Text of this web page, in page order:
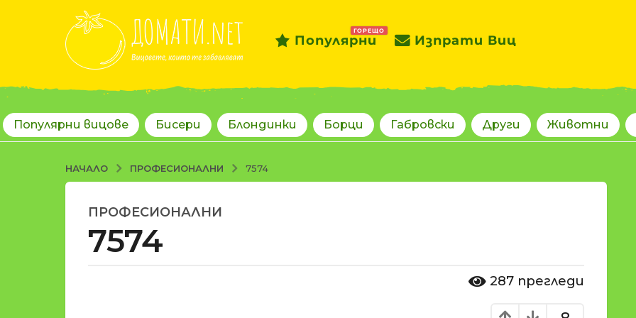
Популярни
ГОРЕЩО
Изпрати Виц
Популярни вицове Бисери Блондинки Борци Габровски Други Животни
НАЧАЛО ПРОФЕСИОНАЛНИ 7574
1
8
г
ПРОФЕСИОНАЛНИ
7574
287 прегледи